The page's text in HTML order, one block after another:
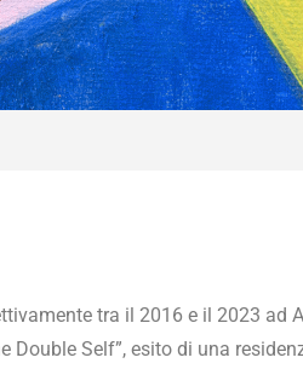
tra il 2016 e il 2023 ad
Double Self”, esito di una